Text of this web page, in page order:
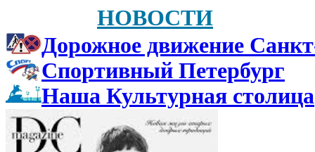
НОВОСТИ
Дорожное движение
Спортивный Петербург
Наша Культурная столица